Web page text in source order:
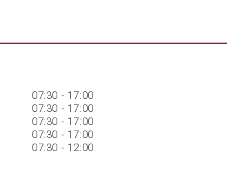
07:30 - 17:00
07:30 - 17:00
07:30 - 17:00
07:30 - 17:00
07:30 - 12:00